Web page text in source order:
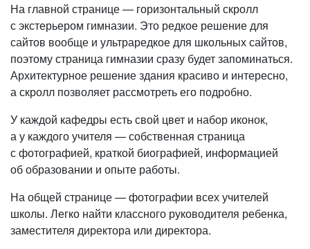
На главной странице — горизонтальный скролл
с экстерьером гимназии. Это редкое решение для
сайтов вообще и ультраредкое для школьных сайтов,
поэтому страница гимназии сразу будет запоминаться.
Архитектурное решение здания красиво и интересно,
а скролл позволяет рассмотреть его подробно.
У каждой кафедры есть свой цвет и набор иконок,
а у каждого учителя — собственная страница
с фотографией, краткой биографией, информацией
об образовании и опыте работы.
На общей странице — фотографии всех учителей
школы. Легко найти классного руководителя ребенка,
заместителя директора или директора.